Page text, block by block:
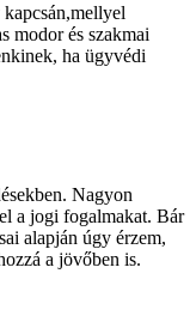
modor és szakmai
ha ügyvédi
Nagyon
a jogi fogalmakat. Bár
alapján úgy érzem,
a jövőben is.